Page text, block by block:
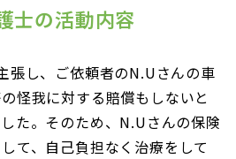
士の活動内容
張し、ご依頼者のN.Uさんの車
怪我に対する賠償もしないと
た。そのため、N.Uさんの保険
て、自己負担なく治療をして